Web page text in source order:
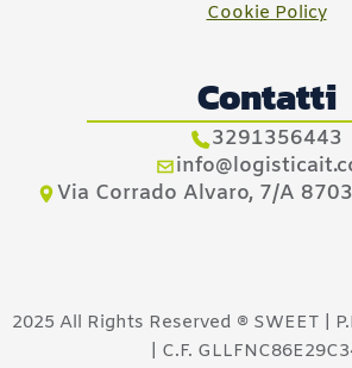
Cookie Policy
Contatti
3291356443
Via Corrado Alvaro, 7/A
2025 All Rights Reserved ® SWEET |
| C.F.